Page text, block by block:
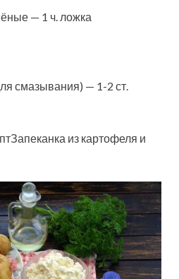
— 1 ч. ложка
смазывания) — 1-2 ст.
из картофеля и